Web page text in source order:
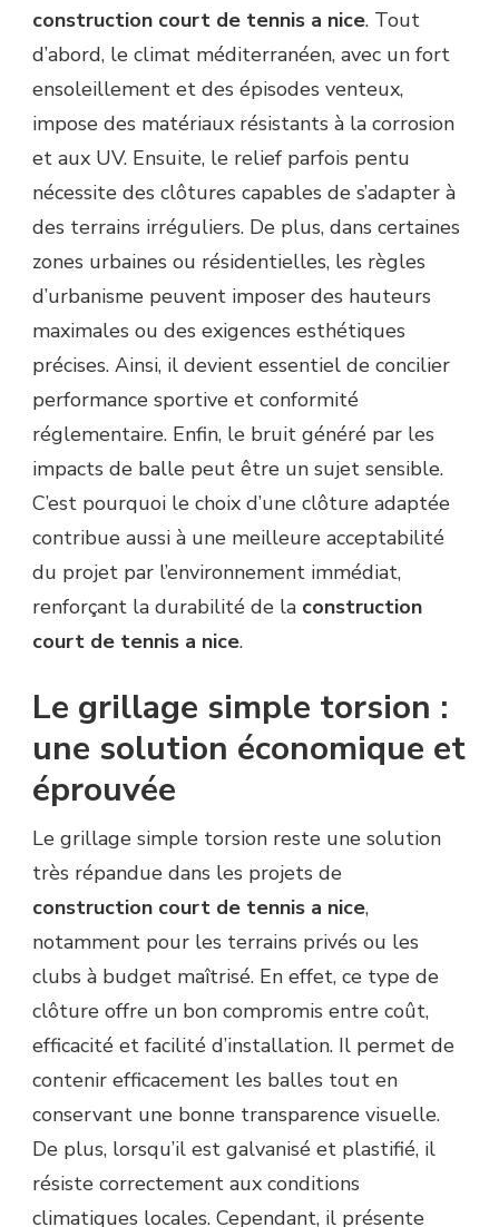
construction court de tennis a nice. Tout
d’abord, le climat méditerranéen, avec un fort
ensoleillement et des épisodes venteux,
impose des matériaux résistants à la corrosion
et aux UV. Ensuite, le relief parfois pentu
nécessite des clôtures capables de s’adapter à
des terrains irréguliers. De plus, dans certaines
zones urbaines ou résidentielles, les règles
d’urbanisme peuvent imposer des hauteurs
maximales ou des exigences esthétiques
précises. Ainsi, il devient essentiel de concilier
performance sportive et conformité
réglementaire. Enfin, le bruit généré par les
impacts de balle peut être un sujet sensible.
C’est pourquoi le choix d’une clôture adaptée
contribue aussi à une meilleure acceptabilité
du projet par l’environnement immédiat,
renforçant la durabilité de la construction
court de tennis a nice.
Le grillage simple torsion :
une solution économique et
éprouvée
Le grillage simple torsion reste une solution
très répandue dans les projets de
construction court de tennis a nice,
notamment pour les terrains privés ou les
clubs à budget maîtrisé. En effet, ce type de
clôture offre un bon compromis entre coût,
efficacité et facilité d’installation. Il permet de
contenir efficacement les balles tout en
conservant une bonne transparence visuelle.
De plus, lorsqu’il est galvanisé et plastifié, il
résiste correctement aux conditions
climatiques locales. Cependant, il présente